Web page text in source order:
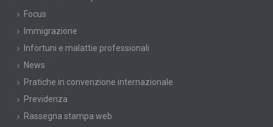
Focus
Immigrazione
Infortuni e malattie professionali
News
Pratiche in convenzione internazionale
Previdenza
Rassegna stampa web